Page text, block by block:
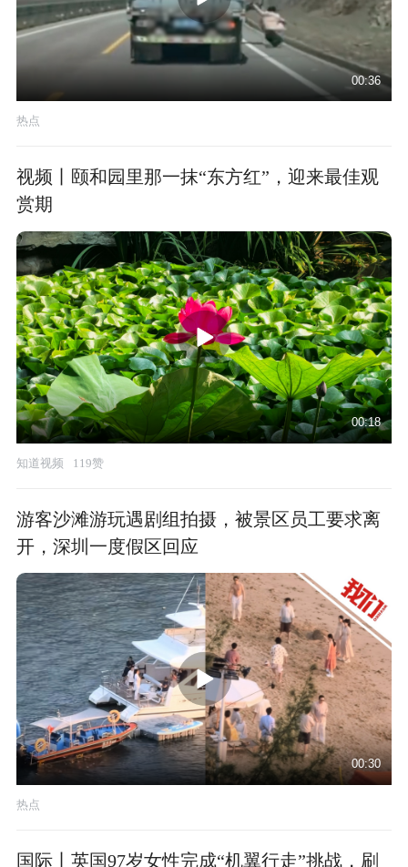
00:36
热点
视频丨颐和园里那一抹“东方红”，迎来最佳观
赏期
00:18
知道视频 119赞
游客沙滩游玩遇剧组拍摄，被景区员工要求离
开，深圳一度假区回应
00:30
热点
国际丨英国97岁女性完成“机翼行走”挑战，刷